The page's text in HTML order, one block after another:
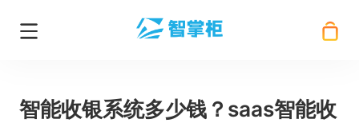
智能收银系统多少钱？saas智能收